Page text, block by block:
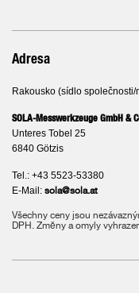
Adresa
Rakousko (sídlo
SOLA-Messwerkzeuge GmbH &
Unteres Tobel 25
6840 Götzis
Tel.: +43 5523-53380
E-Mail: sola@sola.at
Všechny ceny jsou
DPH. Změny a omyly